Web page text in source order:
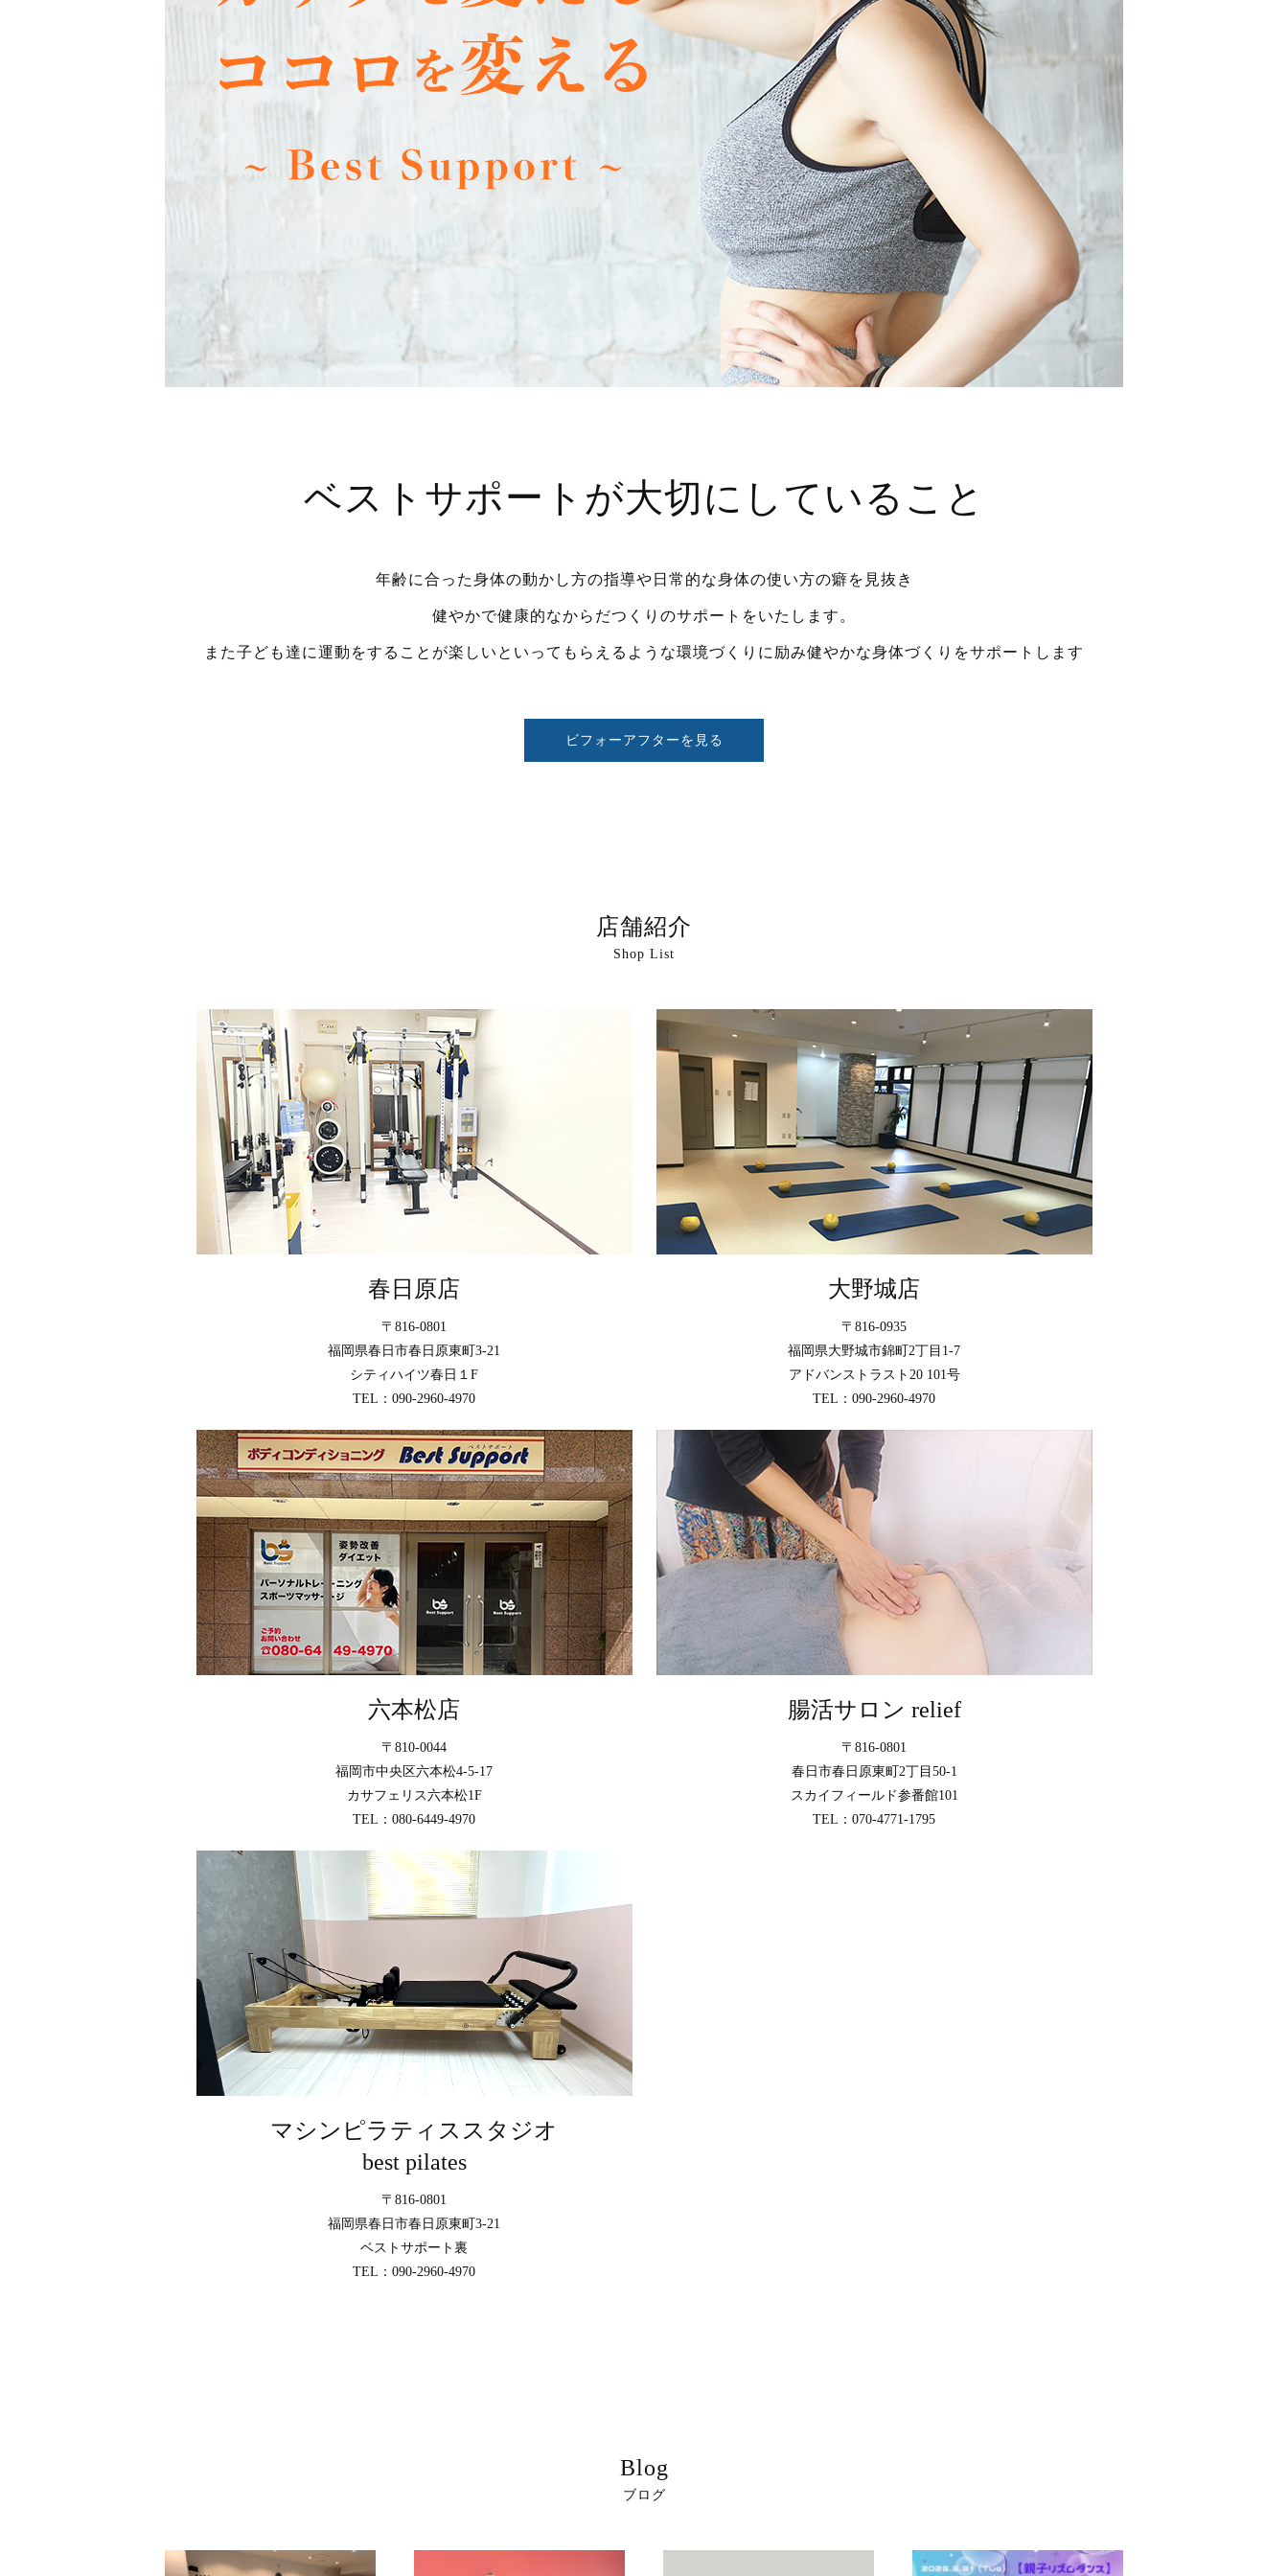
ベストサポートが大切にしていること
年齢に合った身体の動かし方の指導や 日常的な身体の使い方の癖を見抜き
健やかで健康的なからだつくりのサポートをいたします。
また子ども達に運動をすることが楽しいといってもらえるような環境づくりに励み健やかな身体づくりをサポートします
ビフォーアフターを見る
店舗紹介
Shop List
春日原店
〒816-0801
福岡県春日市春日原東町3-21
シティハイツ春日１F
TEL：090-2960-4970
大野城店
〒816-0935
福岡県大野城市錦町2丁目1-7
アドバンストラスト20 101号
TEL：090-2960-4970
六本松店
〒810-0044
福岡市中央区六本松4-5-17
カサフェリス六本松1F
TEL：080-6449-4970
腸活サロン relief
〒816-0801
春日市春日原東町2丁目50-1
スカイフィールド参番館101
TEL：070-4771-1795
マシンピラティススタジオ
best pilates
〒816-0801
福岡県春日市春日原東町3-21
ベストサポート裏
TEL：090-2960-4970
Blog
ブログ